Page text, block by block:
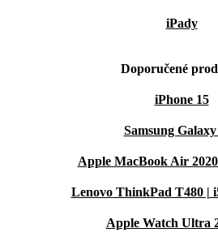
iPady
Doporučené
iPhone 15
Samsung Galaxy
Apple MacBook Air
Lenovo ThinkPad T480 |
Apple Watch Ultra